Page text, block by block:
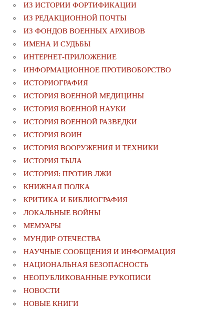
ИЗ ИСТОРИИ ФОРТИФИКАЦИИ
ИЗ РЕДАКЦИОННОЙ ПОЧТЫ
ИЗ ФОНДОВ ВОЕННЫХ АРХИВОВ
ИМЕНА И СУДЬБЫ
ИНТЕРНЕТ-ПРИЛОЖЕНИЕ
ИНФОРМАЦИОННОЕ ПРОТИВОБОРСТВО
ИСТОРИОГРАФИЯ
ИСТОРИЯ ВОЕННОЙ МЕДИЦИНЫ
ИСТОРИЯ ВОЕННОЙ НАУКИ
ИСТОРИЯ ВОЕННОЙ РАЗВЕДКИ
ИСТОРИЯ ВОИН
ИСТОРИЯ ВООРУЖЕНИЯ И ТЕХНИКИ
ИСТОРИЯ ТЫЛА
ИСТОРИЯ: ПРОТИВ ЛЖИ
КНИЖНАЯ ПОЛКА
КРИТИКА И БИБЛИОГРАФИЯ
ЛОКАЛЬНЫЕ ВОЙНЫ
МЕМУАРЫ
МУНДИР ОТЕЧЕСТВА
НАУЧНЫЕ СООБЩЕНИЯ И ИНФОРМАЦИЯ
НАЦИОНАЛЬНАЯ БЕЗОПАСНОСТЬ
НЕОПУБЛИКОВАННЫЕ РУКОПИСИ
НОВОСТИ
НОВЫЕ КНИГИ